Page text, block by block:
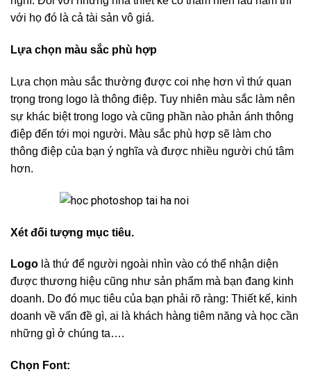
với họ đó là cả tài sản vô giá.
Lựa chọn màu sắc phù hợp
Lựa chọn màu sắc thường được coi nhẹ hơn vì thứ quan
trọng trong logo là thông điệp. Tuy nhiên màu sắc làm nên
sự khác biệt trong logo và cũng phần nào phản ánh thông
điệp đến tới mọi người. Màu sắc phù hợp sẽ làm cho
thông điệp của bạn ý nghĩa và được nhiều người chú tâm
hơn.
Xét đối tượng mục tiêu.
Logo là thứ để người ngoài nhìn vào có thể nhận diện
được thương hiệu cũng như sản phẩm mà bạn đang kinh
doanh. Do đó mục tiêu của bạn phải rõ ràng: Thiết kế, kinh
doanh về vấn đề gì, ai là khách hàng tiêm năng và học cần
những gì ở chúng ta….
Chọn Font: